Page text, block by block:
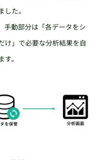
た。
手動部分は「各データをシ
け」で必要な分析結果を自
。